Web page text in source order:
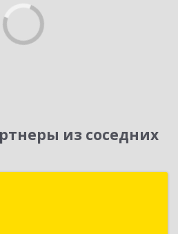
из соседних
Дмитровское ш, дом № 9Б